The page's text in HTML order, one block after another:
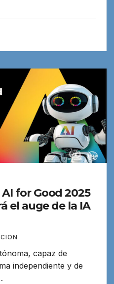
for Good 2025
el auge de la IA
capaz de
independiente y de